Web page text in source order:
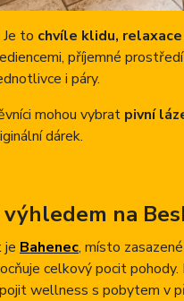
to chvíle klidu,
příjemné
i páry.
mohou vybrat pivní
dárek.
na
je Bahenec, místo
celkový pocit
wellness s pobytem v